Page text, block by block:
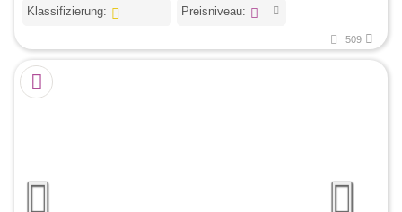
Klassifizierung: Preisniveau:
509